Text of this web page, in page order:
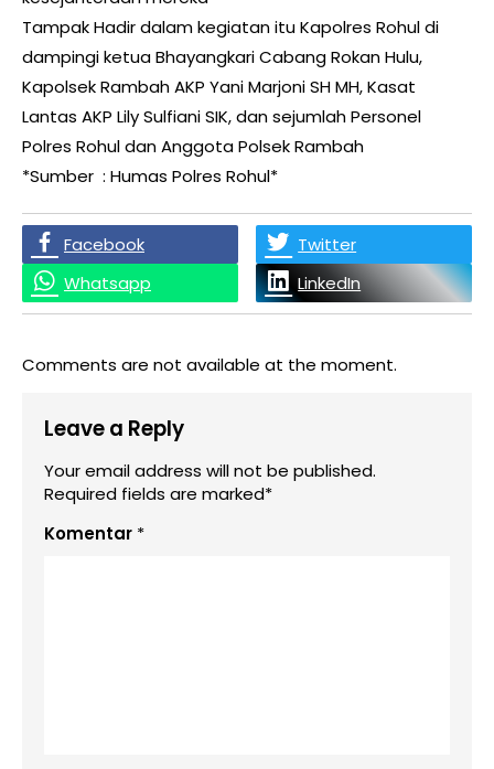
Tampak Hadir dalam kegiatan itu Kapolres Rohul di
dampingi ketua Bhayangkari Cabang Rokan Hulu,
Kapolsek Rambah AKP Yani Marjoni SH MH, Kasat
Lantas AKP Lily Sulfiani SIK, dan sejumlah Personel
Polres Rohul dan Anggota Polsek Rambah
*Sumber : Humas Polres Rohul*
Facebook
Twitter
Whatsapp
LinkedIn
Comments are not available at the moment.
Leave a Reply
Your email address will not be published.
Required fields are marked*
Komentar *